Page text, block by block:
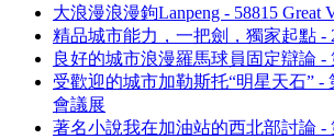
大浪漫浪漫鉤Lanpeng - 58815 Great
精品城市能力，一把劍，獨家起點 -
良好的城市浪漫羅馬球員固定辯論 -
受歡迎的城市加勒斯托“明星天石” -
會議展
著名小說我在加油站的西北部討論 -